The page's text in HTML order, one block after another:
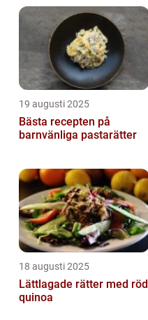
19 augusti 2025
Bästa recepten på
barnvänliga pastarätter
18 augusti 2025
Lättlagade rätter med röd
quinoa